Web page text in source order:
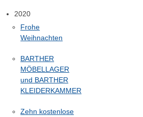
2020
Frohe
Weihnachten
BARTHER
MÖBELLAGER
und BARTHER
KLEIDERKAMMER
Zehn kostenlose